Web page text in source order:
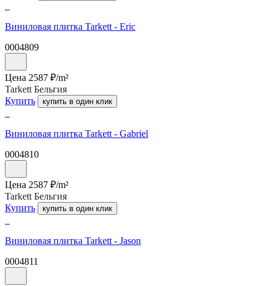
Виниловая плитка Tarkett - Eric
0004809
Цена 2587 ₽/m²
Tarkett Бельгия
Купить
купить в один клик
Виниловая плитка Tarkett - Gabriel
0004810
Цена 2587 ₽/m²
Tarkett Бельгия
Купить
купить в один клик
Виниловая плитка Tarkett - Jason
0004811